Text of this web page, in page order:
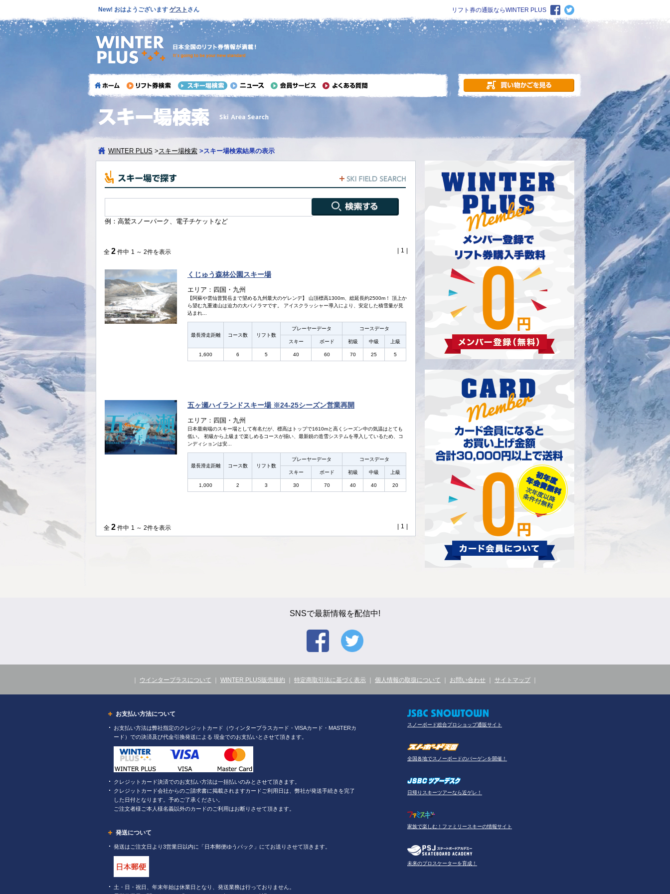
New! おはようございます ゲスト さん リフト券の通販ならWINTER PLUS
WINTER PLUS >スキー場検索 >スキー場検索結果の表示
例：高鷲スノーパーク、電子チケットなど
全 2 件中 1 ～ 2件を表示 1
くじゅう森林公園スキー場
エリア：四国・九州
【阿蘇や雲仙普賢岳まで望める九州最大のゲレンデ】 山頂標高1300m、総延長約2500m！ 頂上か
ら望む九重連山は迫力の大パノラマです。 アイスクラッシャー導入により、安定した積雪量が見
込まれ...
最長滑走距離 コース数 リフト数
プレーヤーデータ コースデータ
スキー ボード 初級 中級 上級
1,600 6 5 40 60 70 25 5
五ヶ瀬ハイランドスキー場 ※24-25シーズン営業再開
エリア：四国・九州
日本最南端のスキー場として有名だが、標高はトップで1610mと高くシーズン中の気温はとても
低い。 初級から上級まで楽しめるコースが揃い、最新鋭の造雪システムを導入しているため、コ
ンディションは安...
最長滑走距離 コース数 リフト数
プレーヤーデータ コースデータ
スキー ボード 初級 中級 上級
1,000 2 3 30 70 40 40 20
全 2 件中 1 ～ 2件を表示 1
SNSで最新情報を配信中!
ウインタープラスについて WINTER PLUS販売規約 特定商取引法に基づく表示 個人情報の取扱について お問い合わせ サイトマップ
スノーボード総合プロショップ通販サイト
全国各地でスノーボードのバーゲンを開催！
日帰りスキーツアーなら近ゲレ！
家族で楽しむ！ファミリースキーの情報サイト
未来のプロスケーターを育成！
お支払い方法について
お支払い方法は弊社指定のクレジットカード（ウィンタープラスカード・VISAカード・MASTERカ
ード）での決済及び代金引換発送による 現金でのお支払いとさせて頂きます。
クレジットカード決済でのお支払い方法は一括払いのみとさせて頂きます。
クレジットカード会社からのご請求書に掲載されますカードご利用日は、弊社が発送手続きを完了
した日付となります。予めご了承ください。
ご注文者様ご本人様名義以外のカードのご利用はお断りさせて頂きます。
発送について
発送はご注文日より3営業日以内に「日本郵便ゆうパック」にてお送りさせて頂きます。
土・日・祝日、年末年始は休業日となり、発送業務は行っておりません。